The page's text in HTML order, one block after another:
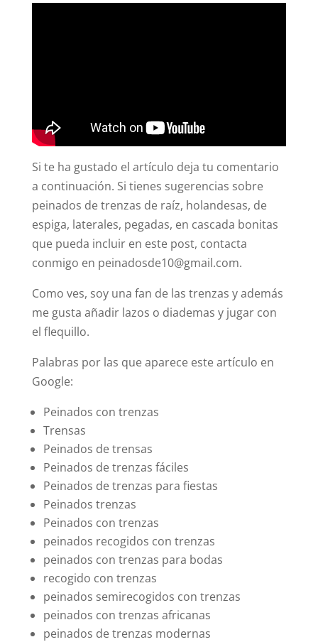
Si te ha gustado el artículo deja tu comentario
a continuación. Si tienes sugerencias sobre
peinados de trenzas de raíz, holandesas, de
espiga, laterales, pegadas, en cascada bonitas
que pueda incluir en este post, contacta
conmigo en peinadosde10@gmail.com.
Como ves, soy una fan de las trenzas y además
me gusta añadir lazos o diademas y jugar con
el flequillo.
Palabras por las que aparece este artículo en
Google:
Peinados con trenzas
Trensas
Peinados de trensas
Peinados de trenzas fáciles
Peinados de trenzas para fiestas
Peinados trenzas
Peinados con trenzas
peinados recogidos con trenzas
peinados con trenzas para bodas
recogido con trenzas
peinados semirecogidos con trenzas
peinados con trenzas africanas
peinados de trenzas modernas